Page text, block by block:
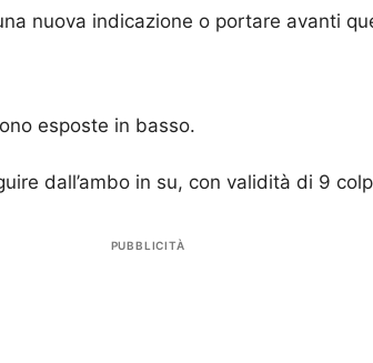
nuova indicazione o portare avanti
esposte in basso.
dall’ambo in su, con validità di 9
PUBBLICITÀ